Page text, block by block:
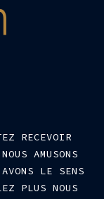
RECEVOIR
AMUSONS
LE SENS
PLUS NOUS